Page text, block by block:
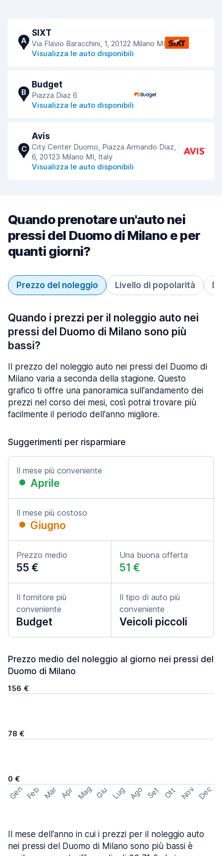
A
SIXT
Via Flavio Baracchini, 1, 20122 Milano MI
Visualizza le auto disponibili
B
Budget
Piazza Diaz 6
Visualizza le auto disponibili
C
Avis
City Center Duomo, Piazza Armando Diaz,
6, 20123 Milano MI, Italy
Visualizza le auto disponibili
Quando prenotare un'auto nei
pressi del Duomo di Milano e per
quanti giorni?
Prezzo del noleggio Livello di popolarità
Quando i prezzi per il noleggio auto nei
pressi del Duomo di Milano sono più
bassi?
Il prezzo del noleggio auto nei pressi del Duomo di
Milano varia a seconda della stagione. Questo
grafico ti offre una panoramica sull'andamento dei
prezzi nel corso dei mesi, così potrai trovare più
facilmente il periodo dell'anno migliore.
Suggerimenti per risparmiare
Il mese più conveniente
Aprile
Il mese più costoso
Giugno
Prezzo medio
55 €
Una buona offerta
51 €
Il fornitore più
conveniente
Budget
Il tipo di auto più
conveniente
Veicoli piccoli
Prezzo medio del noleggio al giorno nei pressi del
Duomo di Milano
156 €
78 €
0 €
Gen Feb Mar Apr Mag Giu Lug Ago Set Ott Nov Dec
Il mese dell'anno in cui i prezzi per il noleggio auto
nei pressi del Duomo di Milano sono più bassi è